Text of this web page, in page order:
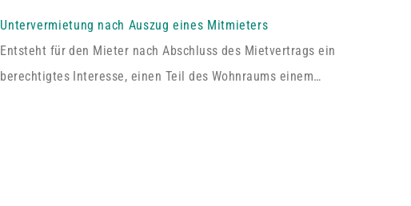
ausdrücklich „die alleinige ausschließliche Benutzung der
abgeschlossenen Wohnung im Dachgeschoss“. Tatsächlich
handelt es sich bei dem […]
Untervermietung nach Auszug eines Mitmieters
Entsteht für den Mieter nach Abschluss des Mietvertrags ein
berechtigtes Interesse, einen Teil des Wohnraums einem